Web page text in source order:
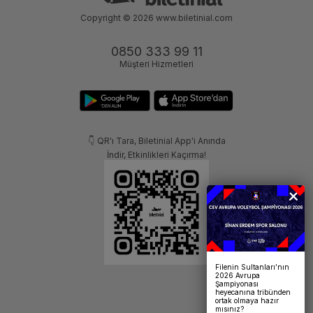
0850 333 99 11
Müşteri Hizmetleri
👇 QR'ı Tara, Biletinial App'i Anında
İndir, Etkinlikleri Kaçırma!
Copyright © 2026 www.biletinial.com
Filenin Sultanları’nın
2026 Avrupa
Şampiyonası
heyecanına tribünden
ortak olmaya hazır
mısınız?